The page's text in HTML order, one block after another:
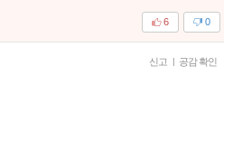
0
6
신고 | 공감 확인